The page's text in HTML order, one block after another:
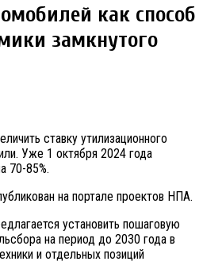
как способ
замкнутого
ставку утилизационного
Уже 1 октября 2024 года
70-85%.
на портале проектов НПА.
установить пошаговую
на период до 2030 года в
и отдельных позиций